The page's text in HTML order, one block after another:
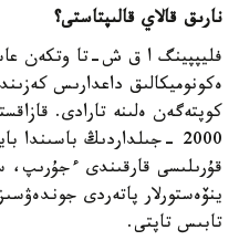
نارىق قالاي قالىپتاستى؟
ەكونوميكالىق داعدارىس
كوپتەگەن ەلىنە تارادى.
2000 -جىلداردىڭ
قۇرىلىسى قارقىندى ءجۇرىپ،
ينۆەستورلار پاتەردى
تابىس تاپتى.